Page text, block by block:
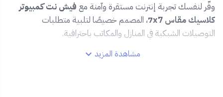
وفّر لنفسك تجربة إنترنت مستقرة وآمنة مع فيش نت كمبيوتر
كلاسيك مقاس 7x7
، المصمم خصيصًا لتلبية متطلبات
التوصيلات الشبكية في المنازل والمكاتب باحترافية.
مشاهدة المزيد